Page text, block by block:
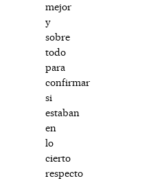
mejor
y
sobre
todo
para
confirmar
si
estaban
en
lo
cierto
respecto